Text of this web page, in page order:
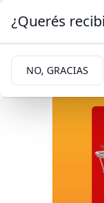
¿Querés
NO, GRACIAS